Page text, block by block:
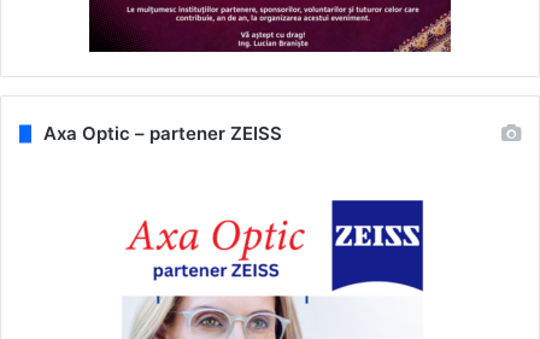
Axa Optic – partener ZEISS